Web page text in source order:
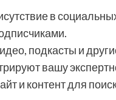
в
подкасты и
вашу
и контент для